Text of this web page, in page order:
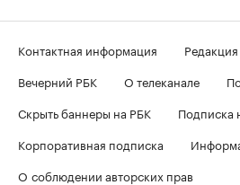
Контактная информация Редакция
Вечерний РБК
О телеканале
Скрыть баннеры на РБК
Подписка
Корпоративная подписка
О соблюдении авторских прав